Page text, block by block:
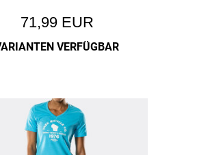
71,99 EUR
VERFÜGBAR